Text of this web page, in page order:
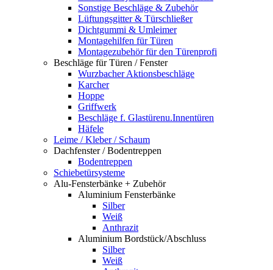
Sonstige Beschläge & Zubehör
Lüftungsgitter & Türschließer
Dichtgummi & Umleimer
Montagehilfen für Türen
Montagezubehör für den Türenprofi
Beschläge für Türen / Fenster
Wurzbacher Aktionsbeschläge
Karcher
Hoppe
Griffwerk
Beschläge f. Glastürenu.Innentüren
Häfele
Leime / Kleber / Schaum
Dachfenster / Bodentreppen
Bodentreppen
Schiebetürsysteme
Alu-Fensterbänke + Zubehör
Aluminium Fensterbänke
Silber
Weiß
Anthrazit
Aluminium Bordstück/Abschluss
Silber
Weiß